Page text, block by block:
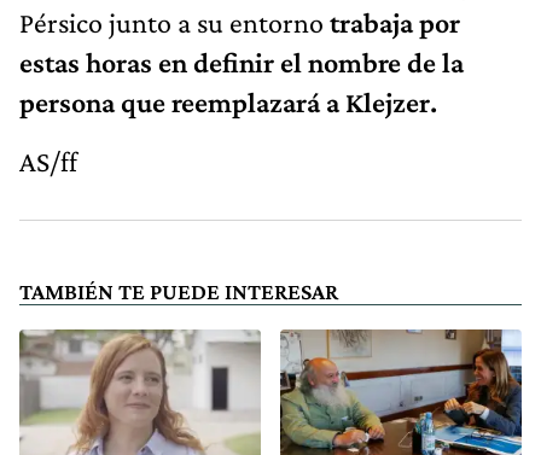
Pérsico junto a su entorno trabaja por
estas horas en definir el nombre de la
persona que reemplazará a Klejzer.
AS/ff
TAMBIÉN TE PUEDE INTERESAR